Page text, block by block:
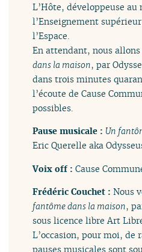
L’Hôte, développeuse
l’Enseignement
l’Espace.
En attendant, nous
dans la maison, par
dans trois minutes
l’écoute de Cause
possibles.
Pause musicale : Un
Eric Querelle aka
Voix off :Cause
Frédéric Couchet :Nous
fantôme dans la maison,
sous licence libre Art
L’occasion, pour moi, de
pauses musicales sont